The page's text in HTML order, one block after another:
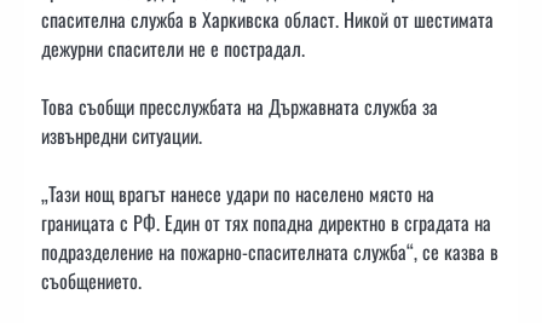
спасителна служба в Харкивска област. Никой от шестимата
дежурни спасители не е пострадал.
Това съобщи пресслужбата на Държавната служба за
извънредни ситуации.
„Тази нощ врагът нанесе удари по населено място на
границата с РФ. Един от тях попадна директно в сградата на
подразделение на пожарно-спасителната служба“, се казва в
съобщението.